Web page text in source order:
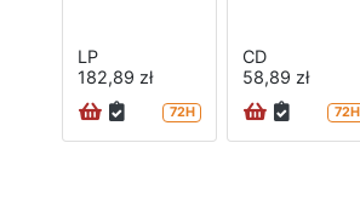
LP
182,89 zł
72H
CD
58,89 zł
72H